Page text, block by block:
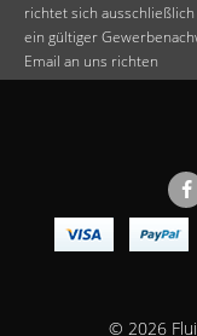
richtet sich
ein gültiger
Email an uns richten
© 2026